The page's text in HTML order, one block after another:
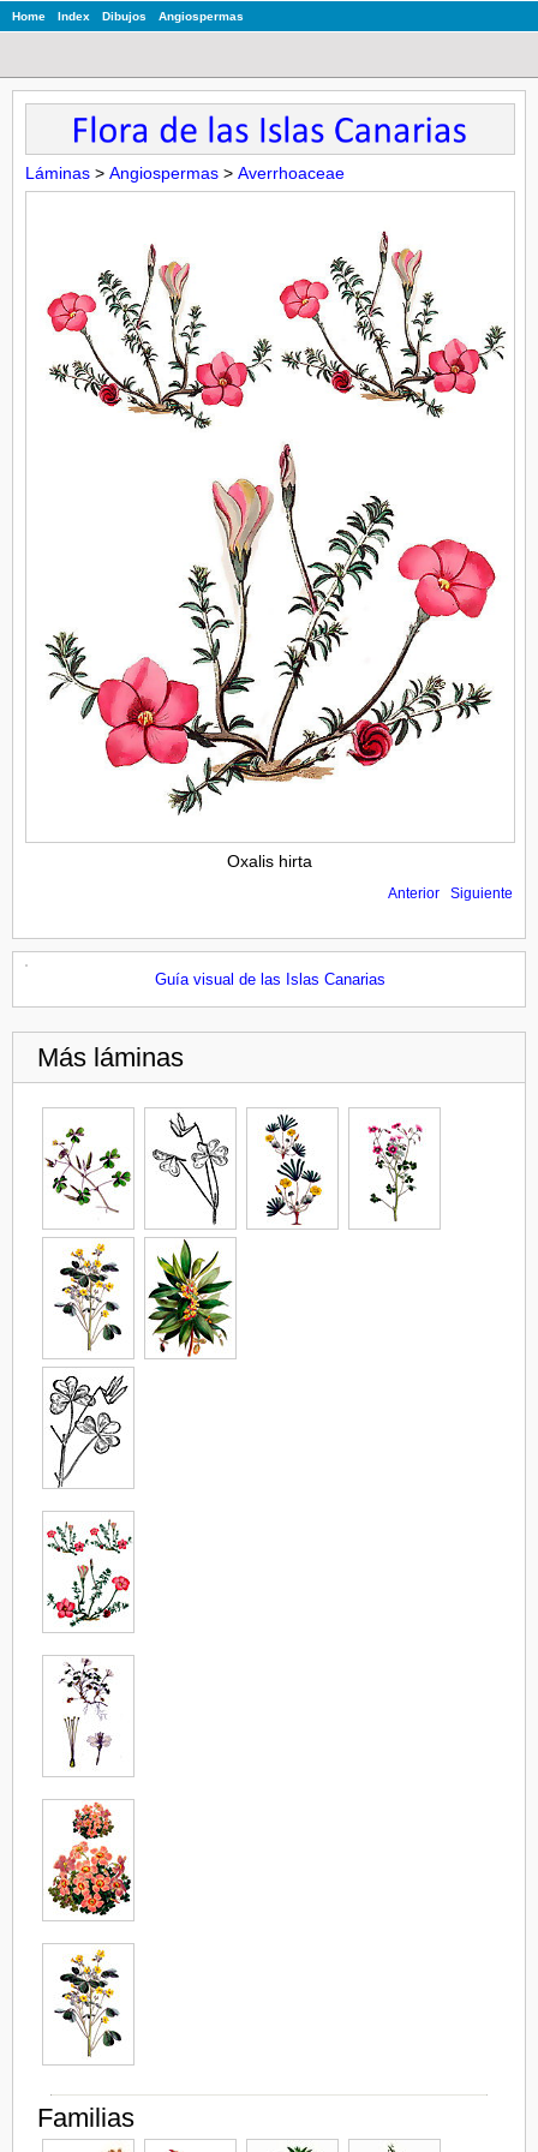
Home Index Dibujos Angiospermas
Láminas > Angiospermas > Averrhoaceae
Oxalis hirta
Anterior Siguiente
Guía visual de las Islas Canarias
Más láminas
Familias